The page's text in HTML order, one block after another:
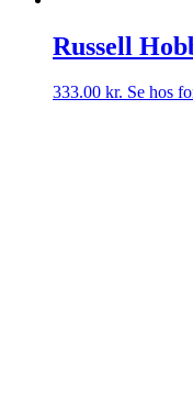
Russell
333.00 kr. Se hos